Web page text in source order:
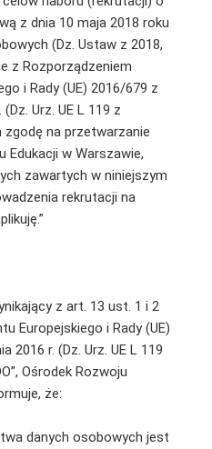
z dnia 10 maja 2018 roku
(Dz. Ustaw z 2018,
z Rozporządzeniem
i Rady (UE) 2016/679 z
Urz. UE L 119 z
zgodę na przetwarzanie
Edukacji w Warszawie,
zawartych w niniejszym
rekrutacji na
z art. 13 ust. 1 i 2
Europejskiego i Rady (UE)
2016 r. (Dz. Urz. UE L 119
Ośrodek Rozwoju
że:
danych osobowych jest